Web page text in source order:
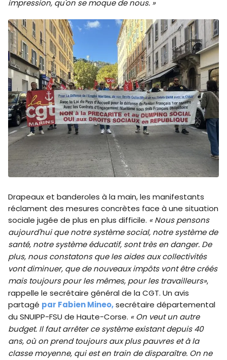
impression, qu'on se moque de nous. »
Drapeaux et banderoles à la main, les manifestants
réclament des mesures concrètes face à une situation
sociale jugée de plus en plus difficile. « Nous pensons
aujourd'hui que notre système social, notre système de
santé, notre système éducatif, sont très en danger. De
plus, nous constatons que les aides aux collectivités
vont diminuer, que de nouveaux impôts vont être créés
mais toujours pour les mêmes, pour les travailleurs»,
rappelle le secrétaire général de la CGT. Un avis
partagé par Fabien Mineo,secrétaire départemental
du SNUIPP-FSU de Haute-Corse. « On veut un autre
budget. Il faut arrêter ce système existant depuis 40
ans, où on prend toujours aux plus pauvres et à la
classe moyenne, qui est en train de disparaître. On ne